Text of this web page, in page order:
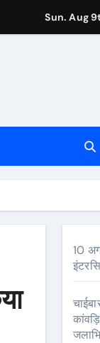
Sun. Aug
10